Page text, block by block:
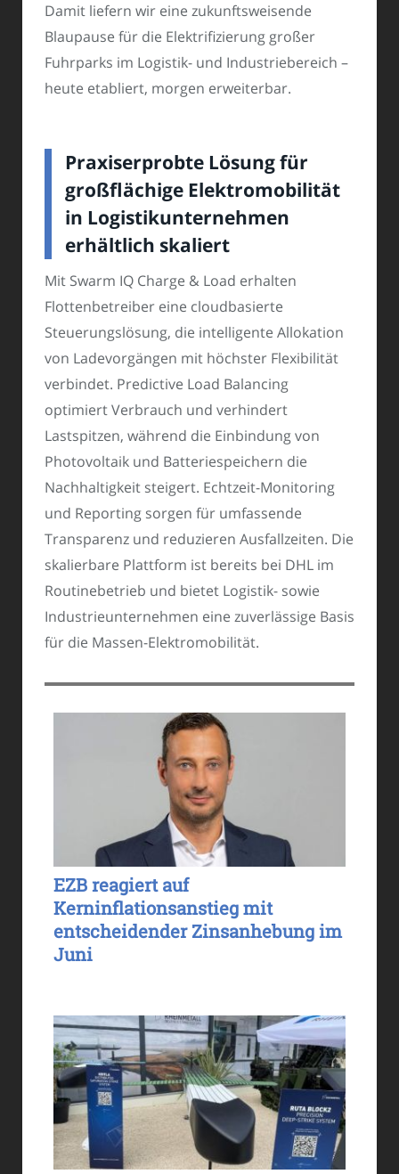
Damit liefern wir eine zukunftsweisende
Blaupause für die Elektrifizierung großer
Fuhrparks im Logistik- und Industriebereich –
heute etabliert, morgen erweiterbar.
Praxiserprobte Lösung für
großflächige Elektromobilität
in Logistikunternehmen
erhältlich skaliert
Mit Swarm IQ Charge & Load erhalten
Flottenbetreiber eine cloudbasierte
Steuerungslösung, die intelligente Allokation
von Ladevorgängen mit höchster Flexibilität
verbindet. Predictive Load Balancing
optimiert Verbrauch und verhindert
Lastspitzen, während die Einbindung von
Photovoltaik und Batteriespeichern die
Nachhaltigkeit steigert. Echtzeit-Monitoring
und Reporting sorgen für umfassende
Transparenz und reduzieren Ausfallzeiten. Die
skalierbare Plattform ist bereits bei DHL im
Routinebetrieb und bietet Logistik- sowie
Industrieunternehmen eine zuverlässige Basis
für die Massen-Elektromobilität.
EZB reagiert auf
Kerninflationsanstieg mit
entscheidender Zinsanhebung im
Juni